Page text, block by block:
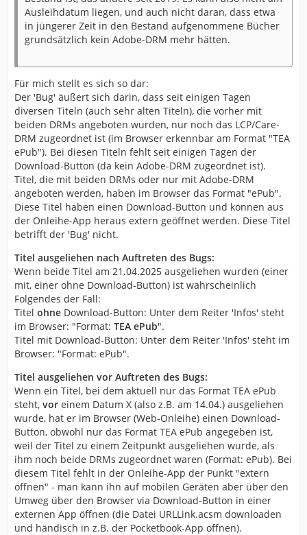
Ausleihdatum liegen, und auch nicht daran, dass etwa
in jüngerer Zeit in den Bestand aufgenommene Bücher
grundsätzlich kein Adobe-DRM mehr hätten.
Für mich stellt es sich so dar:
Der 'Bug' äußert sich darin, dass seit einigen Tagen
diversen Titeln (auch sehr alten Titeln), die vorher mit
beiden DRMs angeboten wurden, nur noch das LCP/Care-
DRM zugeordnet ist (im Browser erkennbar am Format "TEA
ePub"). Bei diesen Titeln fehlt seit einigen Tagen der
Download-Button (da kein Adobe-DRM zugeordnet ist).
Titel, die mit beiden DRMs oder nur mit Adobe-DRM
angeboten werden, haben im Browser das Format "ePub".
Diese Titel haben einen Download-Button und können aus
der Onleihe-App heraus extern geöffnet werden. Diese Titel
betrifft der 'Bug' nicht.
Titel ausgeliehen nach Auftreten des Bugs:
Wenn beide Titel am 21.04.2025 ausgeliehen wurden (einer
mit, einer ohne Download-Button) ist wahrscheinlich
Folgendes der Fall:
Titel ohne Download-Button: Unter dem Reiter 'Infos' steht
im Browser: "Format: TEA ePub".
Titel mit Download-Button: Unter dem Reiter 'Infos' steht im
Browser: "Format: ePub".
Titel ausgeliehen vor Auftreten des Bugs:
Wenn ein Titel, bei dem aktuell nur das Format TEA ePub
steht, vor einem Datum X (also z.B. am 14.04.) ausgeliehen
wurde, hat er im Browser (Web-Onleihe) einen Download-
Button, obwohl nur das Format TEA ePub angegeben ist,
weil der Titel zu einem Zeitpunkt ausgeliehen wurde, als
ihm noch beide DRMs zugeordnet waren (Format: ePub). Bei
diesem Titel fehlt in der Onleihe-App der Punkt "extern
öffnen" - man kann ihn auf mobilen Geräten aber über den
Umweg über den Browser via Download-Button in einer
externen App öffnen (die Datei URLLink.acsm downloaden
und händisch in z.B. der Pocketbook-App öffnen).